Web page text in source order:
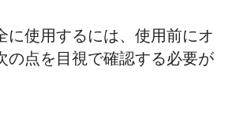
に使用するには、使用前にオ
の点を目視で確認する必要が